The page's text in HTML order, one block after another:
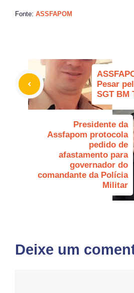
Fonte: ASSFAPOM
Pesar
SGT BM
Presidente da
Assfapom protocola
pedido de
afastamento para
governador do
comandante da Polícia
Militar
Deixe um